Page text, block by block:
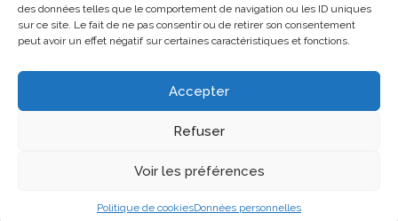
des données telles que le comportement de navigation ou les ID uniques
sur ce site. Le fait de ne pas consentir ou de retirer son consentement
peut avoir un effet négatif sur certaines caractéristiques et fonctions.
Accepter
Refuser
Voir les préférences
Politique de cookiesDonnées personnelles
Fiches d’information patient
Information Registres de pratique médicale ou épidémiologique
©2026 CNP de Biologie Médicale - Made with love byAlfred
Mentions légales